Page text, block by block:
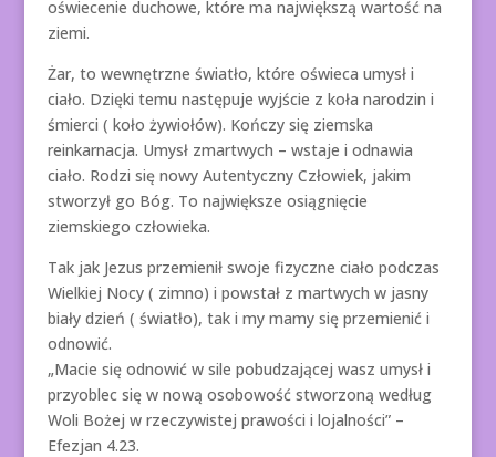
oświecenie duchowe, które ma największą wartość na
ziemi.
Żar, to wewnętrzne światło, które oświeca umysł i
ciało. Dzięki temu następuje wyjście z koła narodzin i
śmierci ( koło żywiołów). Kończy się ziemska
reinkarnacja. Umysł zmartwych – wstaje i odnawia
ciało. Rodzi się nowy Autentyczny Człowiek, jakim
stworzył go Bóg. To największe osiągnięcie
ziemskiego człowieka.
Tak jak Jezus przemienił swoje fizyczne ciało podczas
Wielkiej Nocy ( zimno) i powstał z martwych w jasny
biały dzień ( światło), tak i my mamy się przemienić i
odnowić.
„Macie się odnowić w sile pobudzającej wasz umysł i
przyoblec się w nową osobowość stworzoną według
Woli Bożej w rzeczywistej prawości i lojalności” –
Efezjan 4.23.